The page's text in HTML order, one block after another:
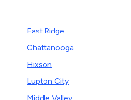
East Ridge
Chattanooga
Hixson
Lupton City
Middle Valley